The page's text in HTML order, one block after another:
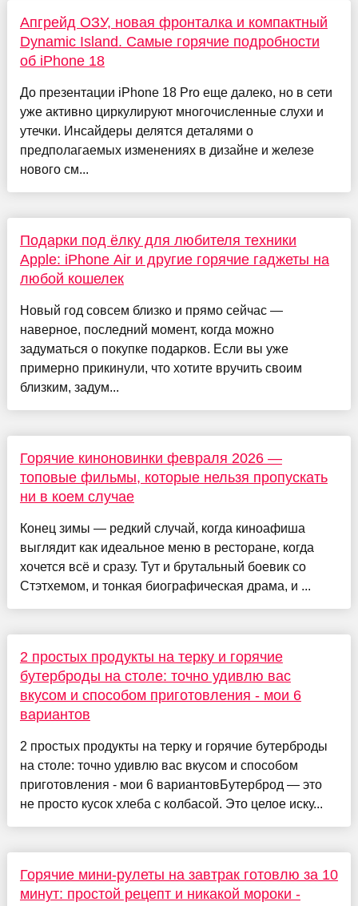
Апгрейд ОЗУ, новая фронталка и компактный
Dynamic Island. Самые горячие подробности
об iPhone 18
До презентации iPhone 18 Pro еще далеко, но в сети
уже активно циркулируют многочисленные слухи и
утечки. Инсайдеры делятся деталями о
предполагаемых изменениях в дизайне и железе
нового см...
Подарки под ёлку для любителя техники
Apple: iPhone Air и другие горячие гаджеты на
любой кошелек
Новый год совсем близко и прямо сейчас —
наверное, последний момент, когда можно
задуматься о покупке подарков. Если вы уже
примерно прикинули, что хотите вручить своим
близким, задум...
Горячие киноновинки февраля 2026 —
топовые фильмы, которые нельзя пропускать
ни в коем случае
Конец зимы — редкий случай, когда киноафиша
выглядит как идеальное меню в ресторане, когда
хочется всё и сразу. Тут и брутальный боевик со
Стэтхемом, и тонкая биографическая драма, и ...
2 простых продукты на терку и горячие
бутерброды на столе: точно удивлю вас
вкусом и способом приготовления - мои 6
вариантов
2 простых продукты на терку и горячие бутерброды
на столе: точно удивлю вас вкусом и способом
приготовления - мои 6 вариантовБутерброд — это
не просто кусок хлеба с колбасой. Это целое иску...
Горячие мини-рулеты на завтрак готовлю за 10
минут: простой рецепт и никакой мороки -